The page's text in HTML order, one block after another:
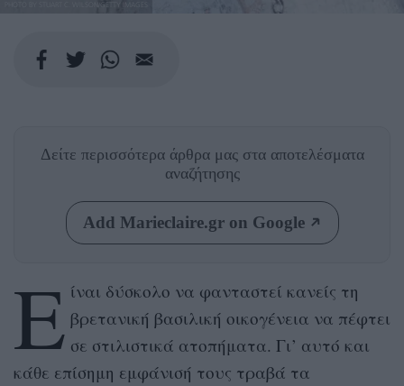
PHOTO BY STUART C. WILSON/GETTY IMAGES
Δείτε περισσότερα άρθρα μας στα αποτελέσματα
αναζήτησης
Add Marieclaire.gr on Google
Ε ίναι δύσκολο να φανταστεί κανείς τη
βρετανική βασιλική οικογένεια να πέφτει
σε στιλιστικά ατοπήματα. Γι’ αυτό και
κάθε επίσημη εμφάνισή τους τραβά τα